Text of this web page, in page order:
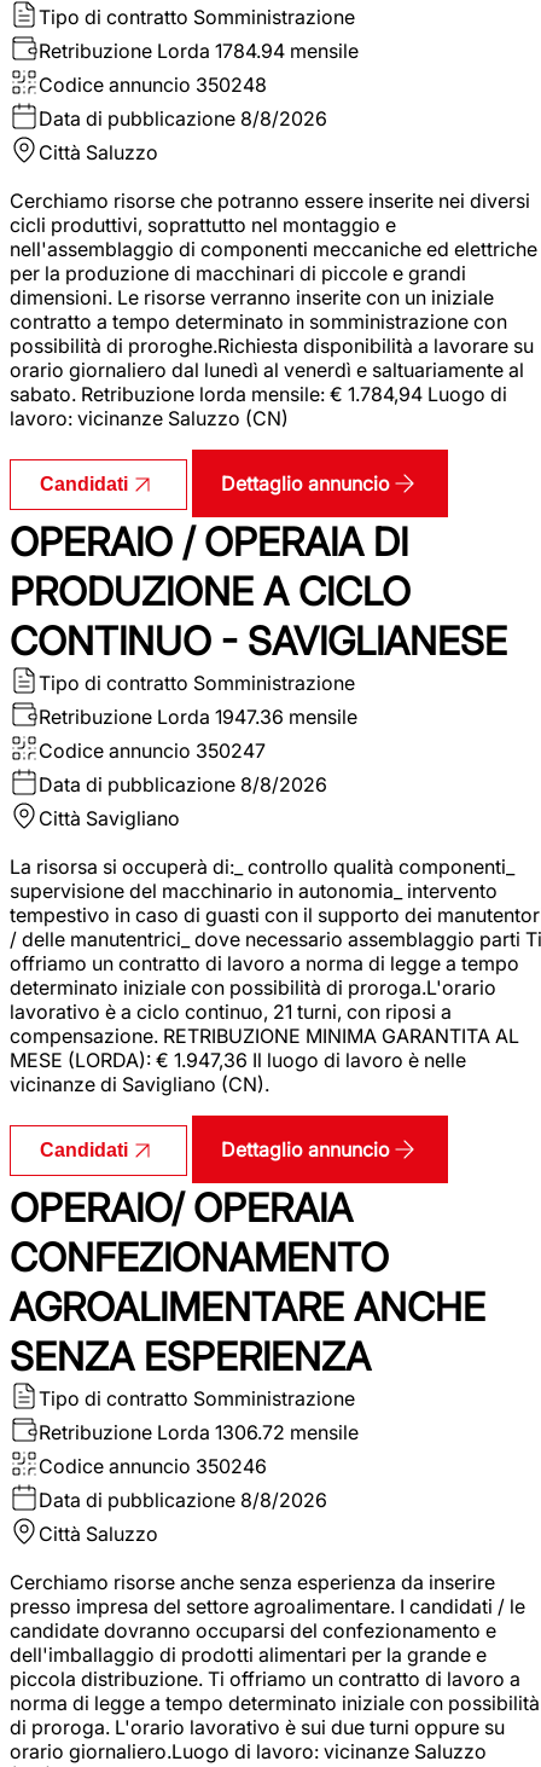
Tipo di contratto Somministrazione
Retribuzione Lorda 1784.94 mensile
Codice annuncio 350248
Data di pubblicazione 8/8/2026
Città Saluzzo
Cerchiamo risorse che potranno essere inserite nei diversi
cicli produttivi, soprattutto nel montaggio e
nell'assemblaggio di componenti meccaniche ed elettriche
per la produzione di macchinari di piccole e grandi
dimensioni. Le risorse verranno inserite con un iniziale
contratto a tempo determinato in somministrazione con
possibilità di proroghe.Richiesta disponibilità a lavorare su
orario giornaliero dal lunedì al venerdì e saltuariamente al
sabato. Retribuzione lorda mensile: € 1.784,94 Luogo di
lavoro: vicinanze Saluzzo (CN)
Candidati Dettaglio annuncio
OPERAIO / OPERAIA DI
PRODUZIONE A CICLO
CONTINUO - SAVIGLIANESE
Tipo di contratto Somministrazione
Retribuzione Lorda 1947.36 mensile
Codice annuncio 350247
Data di pubblicazione 8/8/2026
Città Savigliano
La risorsa si occuperà di:_ controllo qualità componenti_
supervisione del macchinario in autonomia_ intervento
tempestivo in caso di guasti con il supporto dei
/ delle manutentrici_ dove necessario assemblaggio parti Ti
offriamo un contratto di lavoro a norma di legge a tempo
determinato iniziale con possibilità di proroga.L'orario
lavorativo è a ciclo continuo, 21 turni, con riposi a
compensazione. RETRIBUZIONE MINIMA GARANTITA AL
MESE (LORDA): € 1.947,36 Il luogo di lavoro è nelle
vicinanze di Savigliano (CN).
Candidati Dettaglio annuncio
OPERAIO/ OPERAIA
CONFEZIONAMENTO
AGROALIMENTARE ANCHE
SENZA ESPERIENZA
Tipo di contratto Somministrazione
Retribuzione Lorda 1306.72 mensile
Codice annuncio 350246
Data di pubblicazione 8/8/2026
Città Saluzzo
Cerchiamo risorse anche senza esperienza da inserire
presso impresa del settore agroalimentare. I candidati / le
candidate dovranno occuparsi del confezionamento e
dell'imballaggio di prodotti alimentari per la grande e
piccola distribuzione. Ti offriamo un contratto di lavoro a
norma di legge a tempo determinato iniziale con possibilità
di proroga. L'orario lavorativo è sui due turni oppure su
orario giornaliero.Luogo di lavoro: vicinanze Saluzzo